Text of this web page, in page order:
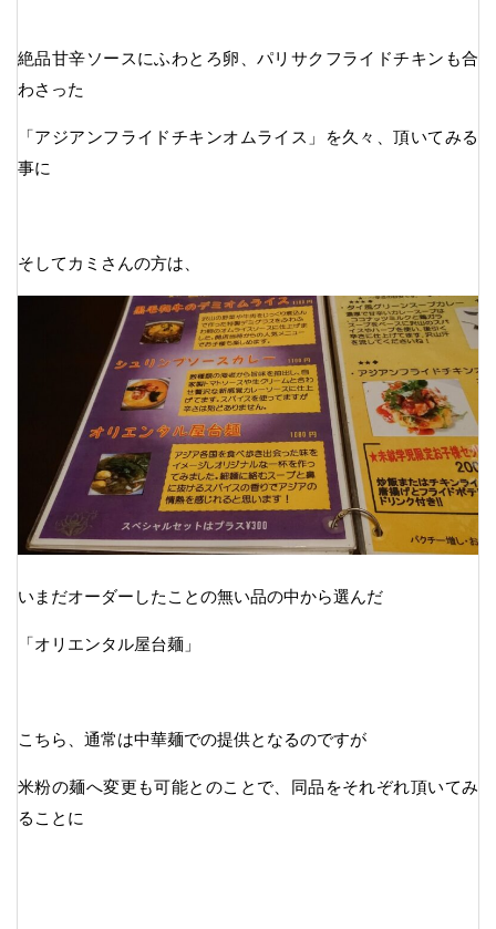
絶品甘辛ソースにふわとろ卵、パリサクフライドチキンも合
わさった
「アジアンフライドチキンオムライス」を久々、頂いてみる
事に
そしてカミさんの方は、
いまだオーダーしたことの無い品の中から選んだ
「オリエンタル屋台麺」
こちら、通常は中華麺での提供となるのですが
米粉の麺へ変更も可能とのことで、同品をそれぞれ頂いてみ
ることに